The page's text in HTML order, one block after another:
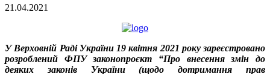
21.04.2021
У Верховній Раді України 19 квітня 2021 року зареєстровано
розроблений ФПУ законопроєкт “Про внесення змін до
деяких законів України (щодо дотримання прав